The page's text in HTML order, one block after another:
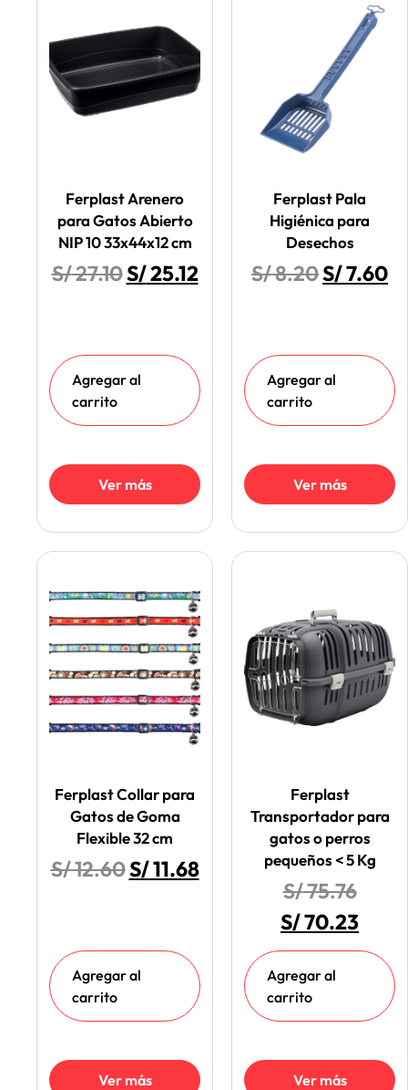
Ferplast Arenero
para Gatos Abierto
NIP 10 33x44x12 cm
S/27.10S/25.12
Agregar al
carrito
Ver más
Ferplast Pala
Higiénica para
Desechos
S/8.20S/7.60
Agregar al
carrito
Ver más
Ferplast Collar para
Gatos de Goma
Flexible 32 cm
S/12.60S/11.68
Agregar al
carrito
Ver más
Ferplast
Transportador para
gatos o perros
pequeños < 5 Kg
S/75.76
S/70.23
Agregar al
carrito
Ver más